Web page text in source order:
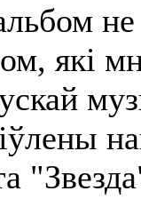
не
які